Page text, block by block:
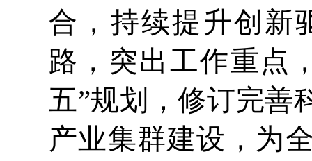
合，持续提升创新
路，突出工作重点
五”规划，修订完善
产业集群建设，为